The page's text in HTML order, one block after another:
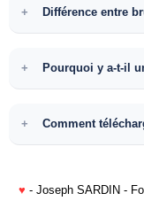
Différence entre
Pourquoi y a-t-il
Comment
♥ - Joseph SARDIN -